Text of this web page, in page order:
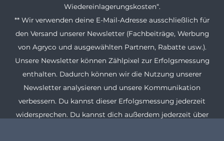
Wiedereinlagerungskosten“.
** Wir verwenden deine E-Mail-Adresse ausschließlich für
den Versand unserer Newsletter (Fachbeiträge, Werbung
von Agryco und ausgewählten Partnern, Rabatte usw.).
Unsere Newsletter können Zählpixel zur Erfolgsmessung
enthalten. Dadurch können wir die Nutzung unserer
Newsletter analysieren und unsere Kommunikation
verbessern. Du kannst dieser Erfolgsmessung jederzeit
widersprechen. Du kannst dich außerdem jederzeit über